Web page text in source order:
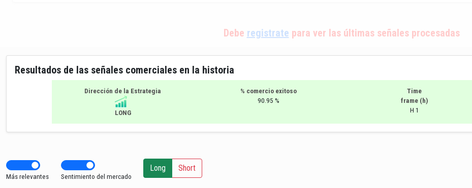
Debe registrate para ver las últimas señales procesadas
Resultados de las señales comerciales en la historia
Dirección de la Estrategia
LONG
% comercio exitoso
90.95 %
Time
frame (h)
H 1
Más relevantes Sentimiento del mercado
Long Short